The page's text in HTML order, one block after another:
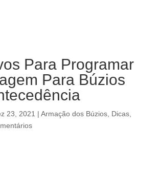
Para Programar
Para Búzios
23, 2021 | Armação dos Búzios, Dicas,